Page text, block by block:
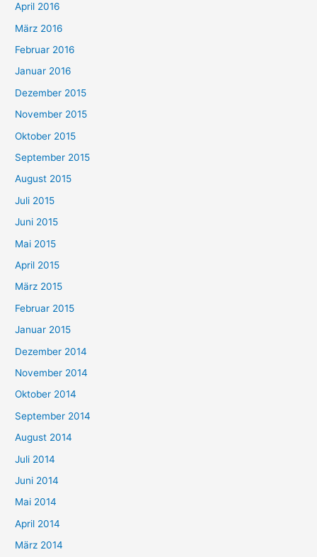
April 2016
März 2016
Februar 2016
Januar 2016
Dezember 2015
November 2015
Oktober 2015
September 2015
August 2015
Juli 2015
Juni 2015
Mai 2015
April 2015
März 2015
Februar 2015
Januar 2015
Dezember 2014
November 2014
Oktober 2014
September 2014
August 2014
Juli 2014
Juni 2014
Mai 2014
April 2014
März 2014